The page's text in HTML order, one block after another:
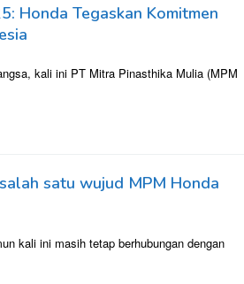
Honda Tegaskan Komitmen
kali ini PT Mitra Pinasthika Mulia (MPM
satu wujud MPM Honda
kali ini masih tetap berhubungan dengan